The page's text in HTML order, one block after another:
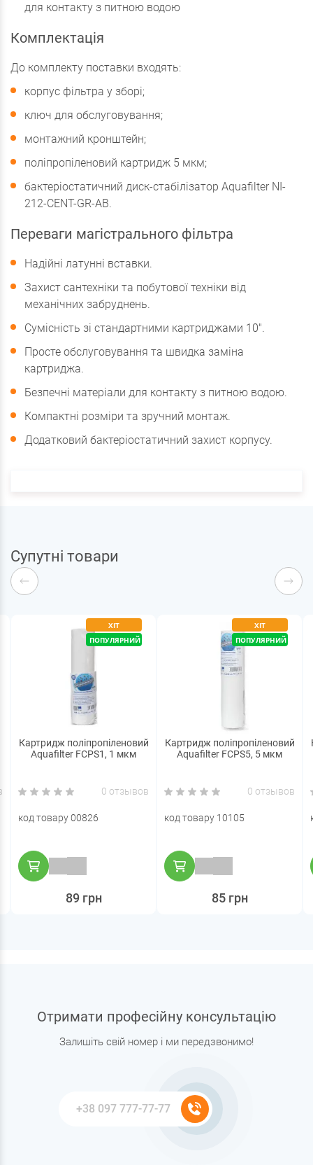
для контакту з питною водою
Комплектація
До комплекту поставки входять:
корпус фільтра у зборі;
ключ для обслуговування;
монтажний кронштейн;
поліпропіленовий картридж 5 мкм;
бактеріостатичний диск-стабілізатор Aquafilter NI-
212-CENT-GR-AB.
Переваги магістрального фільтра
Надійні латунні вставки.
Захист сантехніки та побутової техніки від
механічних забруднень.
Сумісність зі стандартними картриджами 10".
Просте обслуговування та швидка заміна
картриджа.
Безпечні матеріали для контакту з питною водою.
Компактні розміри та зручний монтаж.
Додатковий бактеріостатичний захист корпусу.
Супутні товари
ХІТ
ПОПУЛЯРНИЙ
Картридж поліпропіленовий
Aquafilter FCPS1, 1 мкм
0 отзывов
код товару 00826
89 грн
ХІТ
ПОПУЛЯРНИЙ
Картридж поліпропіленовий
Aquafilter FCPS5, 5 мкм
0 отзывов
код товару 10105
85 грн
Отримати професійну консультацію
Залишіть свій номер і ми передзвонимо!